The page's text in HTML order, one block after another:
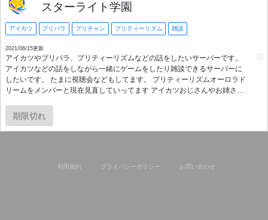
スターライト学園
アイカツ プリパラ プリチャン プリティーリズム 雑談
2021/06/15更新
アイカツやプリパラ、プリティーリズムなどの話をしたいサーバーです。
アイカツなどの話をしながら一緒にゲームをしたり雑談できるサーバーに
したいです。 たまに視聴会などもしてます。 プリティーリズムオーロラド
リームをメンバーと現在見直していってます アイカツおじさんやお姉さん
期限切れ
利用規約 プライバシーポリシー お問い合わせ